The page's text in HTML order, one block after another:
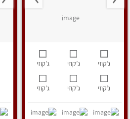
ג’קוזי ג’קוזי ג’קוזי
ג’קוזי ג’קוזי ג’קוזי